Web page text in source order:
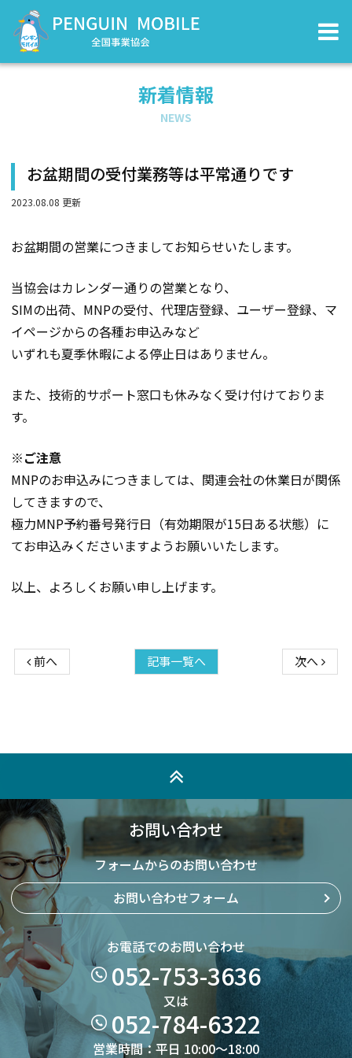
新着情報
NEWS
お盆期間の受付業務等は平常通りです
2023.08.08 更新
お盆期間の営業につきましてお知らせいたします。
当協会はカレンダー通りの営業となり、
SIMの出荷、MNPの受付、代理店登録、ユーザー登録、マ
イページからの各種お申込みなど
いずれも夏季休暇による停止日はありません。
また、技術的サポート窓口も休みなく受け付けておりま
す。
※ご注意
MNPのお申込みにつきましては、関連会社の休業日が関係
してきますので、
極力MNP予約番号発行日（有効期限が15日ある状態）に
てお申込みくださいますようお願いいたします。
以上、よろしくお願い申し上げます。
前へ 記事一覧へ 次へ
お問い合わせ
フォームからのお問い合わせ
お問い合わせフォーム
お電話でのお問い合わせ
052-753-3636
又は
052-784-6322
営業時間：平日 10:00～18:00